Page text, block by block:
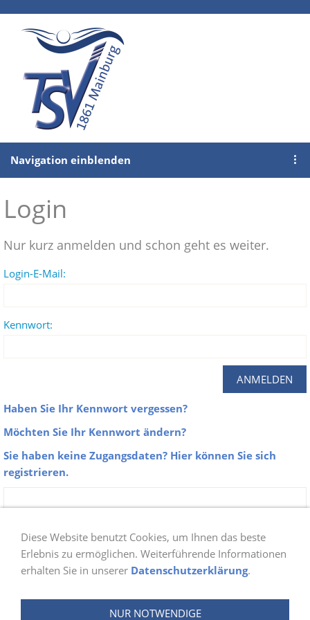
Navigation einblenden
Login
Nur kurz anmelden und schon geht es weiter.
Login-E-Mail:
Kennwort:
Haben Sie Ihr Kennwort vergessen?
Möchten Sie Ihr Kennwort ändern?
Sie haben keine Zugangsdaten? Hier können Sie sich
registrieren.
Zu unseren Galerien erhalten nur Aktive
Mitglieder der Abteilung Schwimmen Zugang.
Sobald du dich bei uns angemeldet hast, prüfen
wir ob du berechtigt bist und schalten danach
deinen Login frei. Die Freischaltung wird ein bis
zwei Tage in Anspruch nehmen.
Diese Website benutzt Cookies, um Ihnen das beste
Erlebnis zu ermöglichen. Weiterführende Informationen
erhalten Sie in unserer Datenschutzerklärung.
NUR NOTWENDIGE